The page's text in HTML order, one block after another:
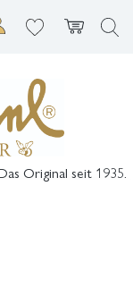
Original seit 1935.